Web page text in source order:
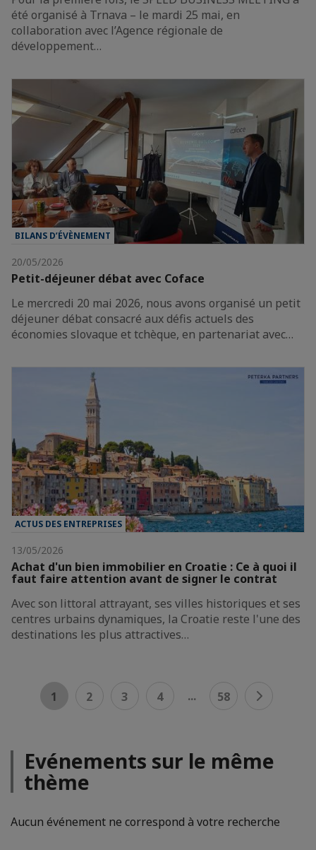
été organisé à Trnava – le mardi 25 mai, en
collaboration avec l’Agence régionale de
développement…
BILANS D’ÉVÈNEMENT
20/05/2026
Petit-déjeuner débat avec Coface
Le mercredi 20 mai 2026, nous avons organisé un petit
déjeuner débat consacré aux défis actuels des
économies slovaque et tchèque, en partenariat avec…
ACTUS DES ENTREPRISES
13/05/2026
Achat d'un bien immobilier en Croatie : Ce à quoi il
faut faire attention avant de signer le contrat
Avec son littoral attrayant, ses villes historiques et ses
centres urbains dynamiques, la Croatie reste l'une des
destinations les plus attractives…
1 2 3 4 ... 58
Evénements sur le même
thème
Aucun événement ne correspond à votre recherche